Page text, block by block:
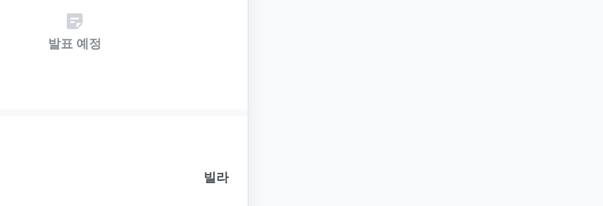
발표 예정
빌라